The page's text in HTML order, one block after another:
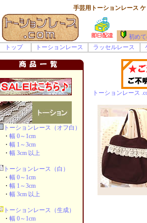
手芸用トーションレース
初め
トップ
トーションレース ラッセルレース
トーションレース（オフ白）
・ 幅 0～1cm
・ 幅 1～3cm
・ 幅 3cm 以上
トーションレース（白）
・ 幅 0～1cm
・ 幅 1～3cm
・ 幅 3cm 以上
トーションレース（生成）
・ 幅 0～1cm
トーションレース